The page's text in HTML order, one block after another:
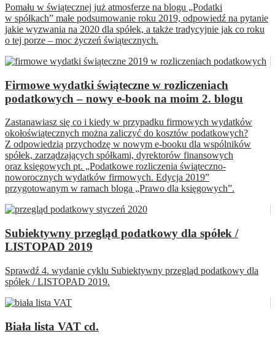
Pomału w świątecznej już atmosferze na blogu „Podatki
w spółkach” małe podsumowanie roku 2019, odpowiedź na pytanie
jakie wyzwania na 2020 dla spółek, a także tradycyjnie jak co roku
o tej porze – moc życzeń świątecznych.
Firmowe wydatki świąteczne w rozliczeniach
podatkowych – nowy e-book na moim 2. blogu
Zastanawiasz się co i kiedy w przypadku firmowych wydatków
okołoświątecznych można zaliczyć do kosztów podatkowych?
Z odpowiedzią przychodzę w nowym e-booku dla wspólników
spółek, zarządzających spółkami, dyrektorów finansowych
oraz księgowych pt. „Podatkowe rozliczenia świąteczno-
noworocznych wydatków firmowych. Edycja 2019”
przygotowanym w ramach bloga „Prawo dla księgowych”.
Subiektywny przegląd podatkowy dla spółek /
LISTOPAD 2019
Sprawdź 4. wydanie cyklu Subiektywny przegląd podatkowy dla
spółek / LISTOPAD 2019.
Biała lista VAT cd.